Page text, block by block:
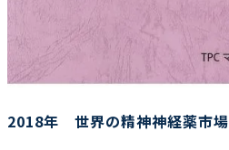
2018年 世界の精神神経薬市場